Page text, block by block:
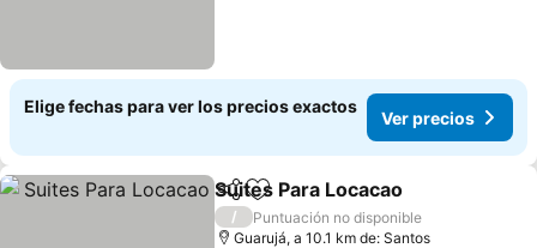
Elige fechas para ver los precios exactos
Ver precios
CompartirAgregar a favoritos
Suites Para Locacao
/
Puntuación no disponible
Guarujá, a 10.1 km de: Santos